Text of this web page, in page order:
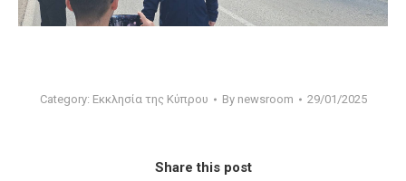
Category: Εκκλησία της Κύπρου By newsroom 29/01/2025
Share this post